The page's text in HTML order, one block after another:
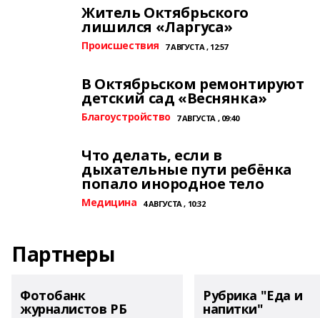
Житель Октябрьского
лишился «Ларгуса»
Происшествия 7 АВГУСТА , 12:57
В Октябрьском ремонтируют
детский сад «Веснянка»
Благоустройство 7 АВГУСТА , 09:40
Что делать, если в
дыхательные пути ребёнка
попало инородное тело
Медицина 4 АВГУСТА , 10:32
Партнеры
Фотобанк
журналистов РБ
Рубрика "Еда и
напитки"